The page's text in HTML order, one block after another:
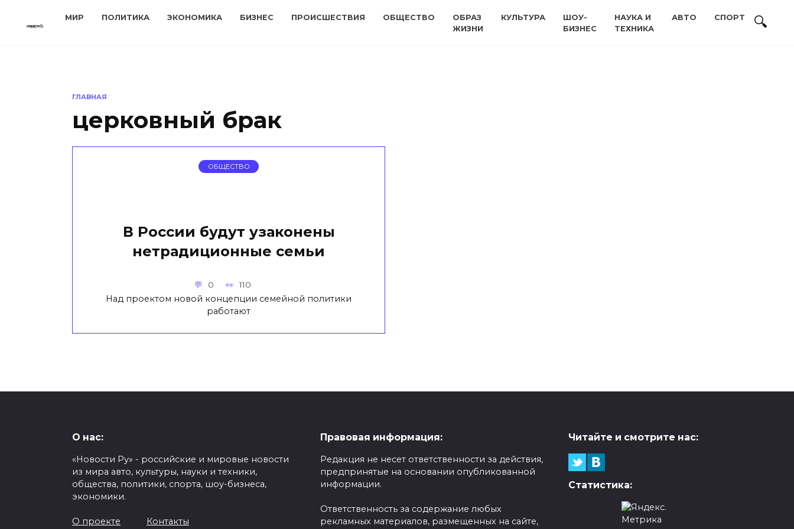
МИР ПОЛИТИКА ЭКОНОМИКА БИЗНЕС ПРОИСШЕСТВИЯ ОБЩЕСТВО
ОБРАЗ
ЖИЗНИ
КУЛЬТУРА
ШОУ-
БИЗНЕС
НАУКА И
ТЕХНИКА
АВТО СПОРТ
ГЛАВНАЯ
церковный брак
ОБЩЕСТВО
В России будут узаконены
нетрадиционные семьи
0 110
Над проектом новой концепции семейной политики
работают
О нас:
«Новости Ру» - российские и мировые новости
из мира авто, культуры, науки и техники,
общества, политики, спорта, шоу-бизнеса,
экономики.
О проекте Контакты
Правовая информация:
Редакция не несет ответственности за действия,
предпринятые на основании опубликованной
информации.
Ответственность за содержание любых
рекламных материалов, размещенных на сайте,
Читайте и смотрите нас:
Статистика: